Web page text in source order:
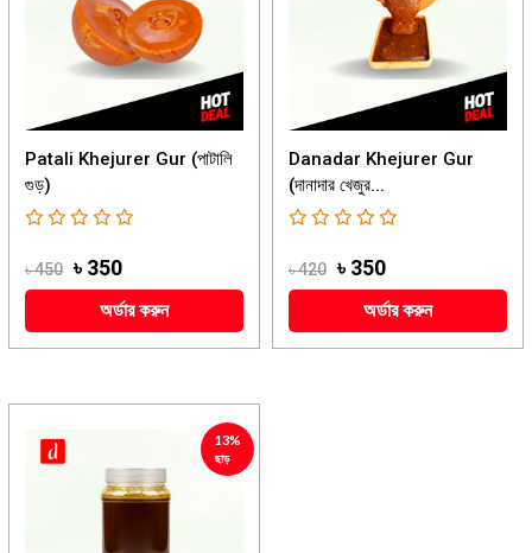
Patali Khejurer Gur (পাটালি
গুড়)
৳ 450 ৳ 350
অর্ডার করুন
Danadar Khejurer Gur
(দানাদার খেজুর...
৳ 420 ৳ 350
অর্ডার করুন
13%
ছাড়